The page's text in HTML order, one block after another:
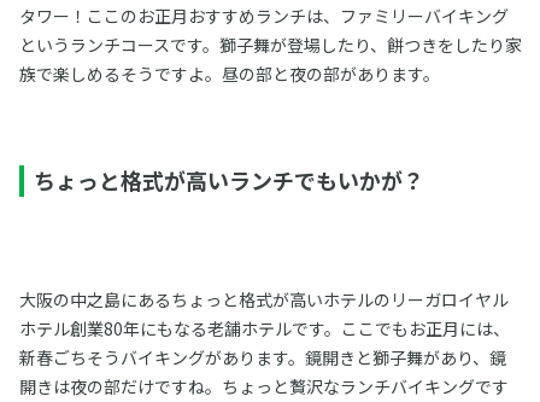
タワー！ここのお正月おすすめランチは、ファミリーバイキング
というランチコースです。獅子舞が登場したり、餅つきをしたり家
族で楽しめるそうですよ。昼の部と夜の部があります。
ちょっと格式が高いランチでもいかが？
大阪の中之島にあるちょっと格式が高いホテルのリーガロイヤル
ホテル創業80年にもなる老舗ホテルです。ここでもお正月には、
新春ごちそうバイキングがあります。鏡開きと獅子舞があり、鏡
開きは夜の部だけですね。ちょっと贅沢なランチバイキングです